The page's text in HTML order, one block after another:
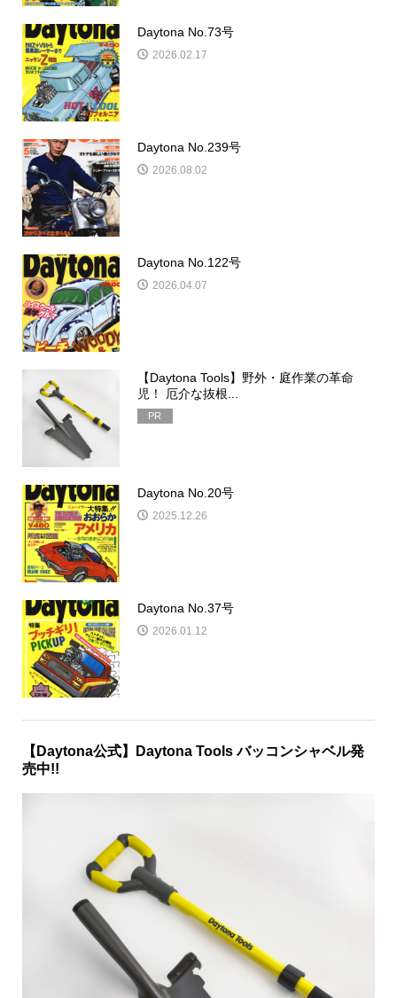
Daytona No.73号
2026.02.17
Daytona No.239号
2026.08.02
Daytona No.122号
2026.04.07
【Daytona Tools】野外・庭作業の革命
児！ 厄介な抜根...
PR
Daytona No.20号
2025.12.26
Daytona No.37号
2026.01.12
【Daytona公式】Daytona Tools バッコンシャベル発
売中!!